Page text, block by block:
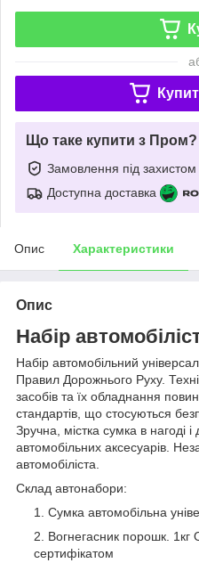
Що таке купити з Пром?
Замовлення під захистом
Доступна доставка
Опис Характеристики
Опис
Набір
Набір автомобільний
Правил Дорожнього Руху.
засобів та їх обладнання
стандартів, що стосуються
Зручна, містка сумка в нагоді
автомобільних аксесуарів.
автомобіліста.
Склад автонабори:
Сумка автомобільна
Вогнегасник порошк.
сертифікатом